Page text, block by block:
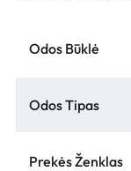
Odos Būklė
Odos Tipas
Prekės Ženklas